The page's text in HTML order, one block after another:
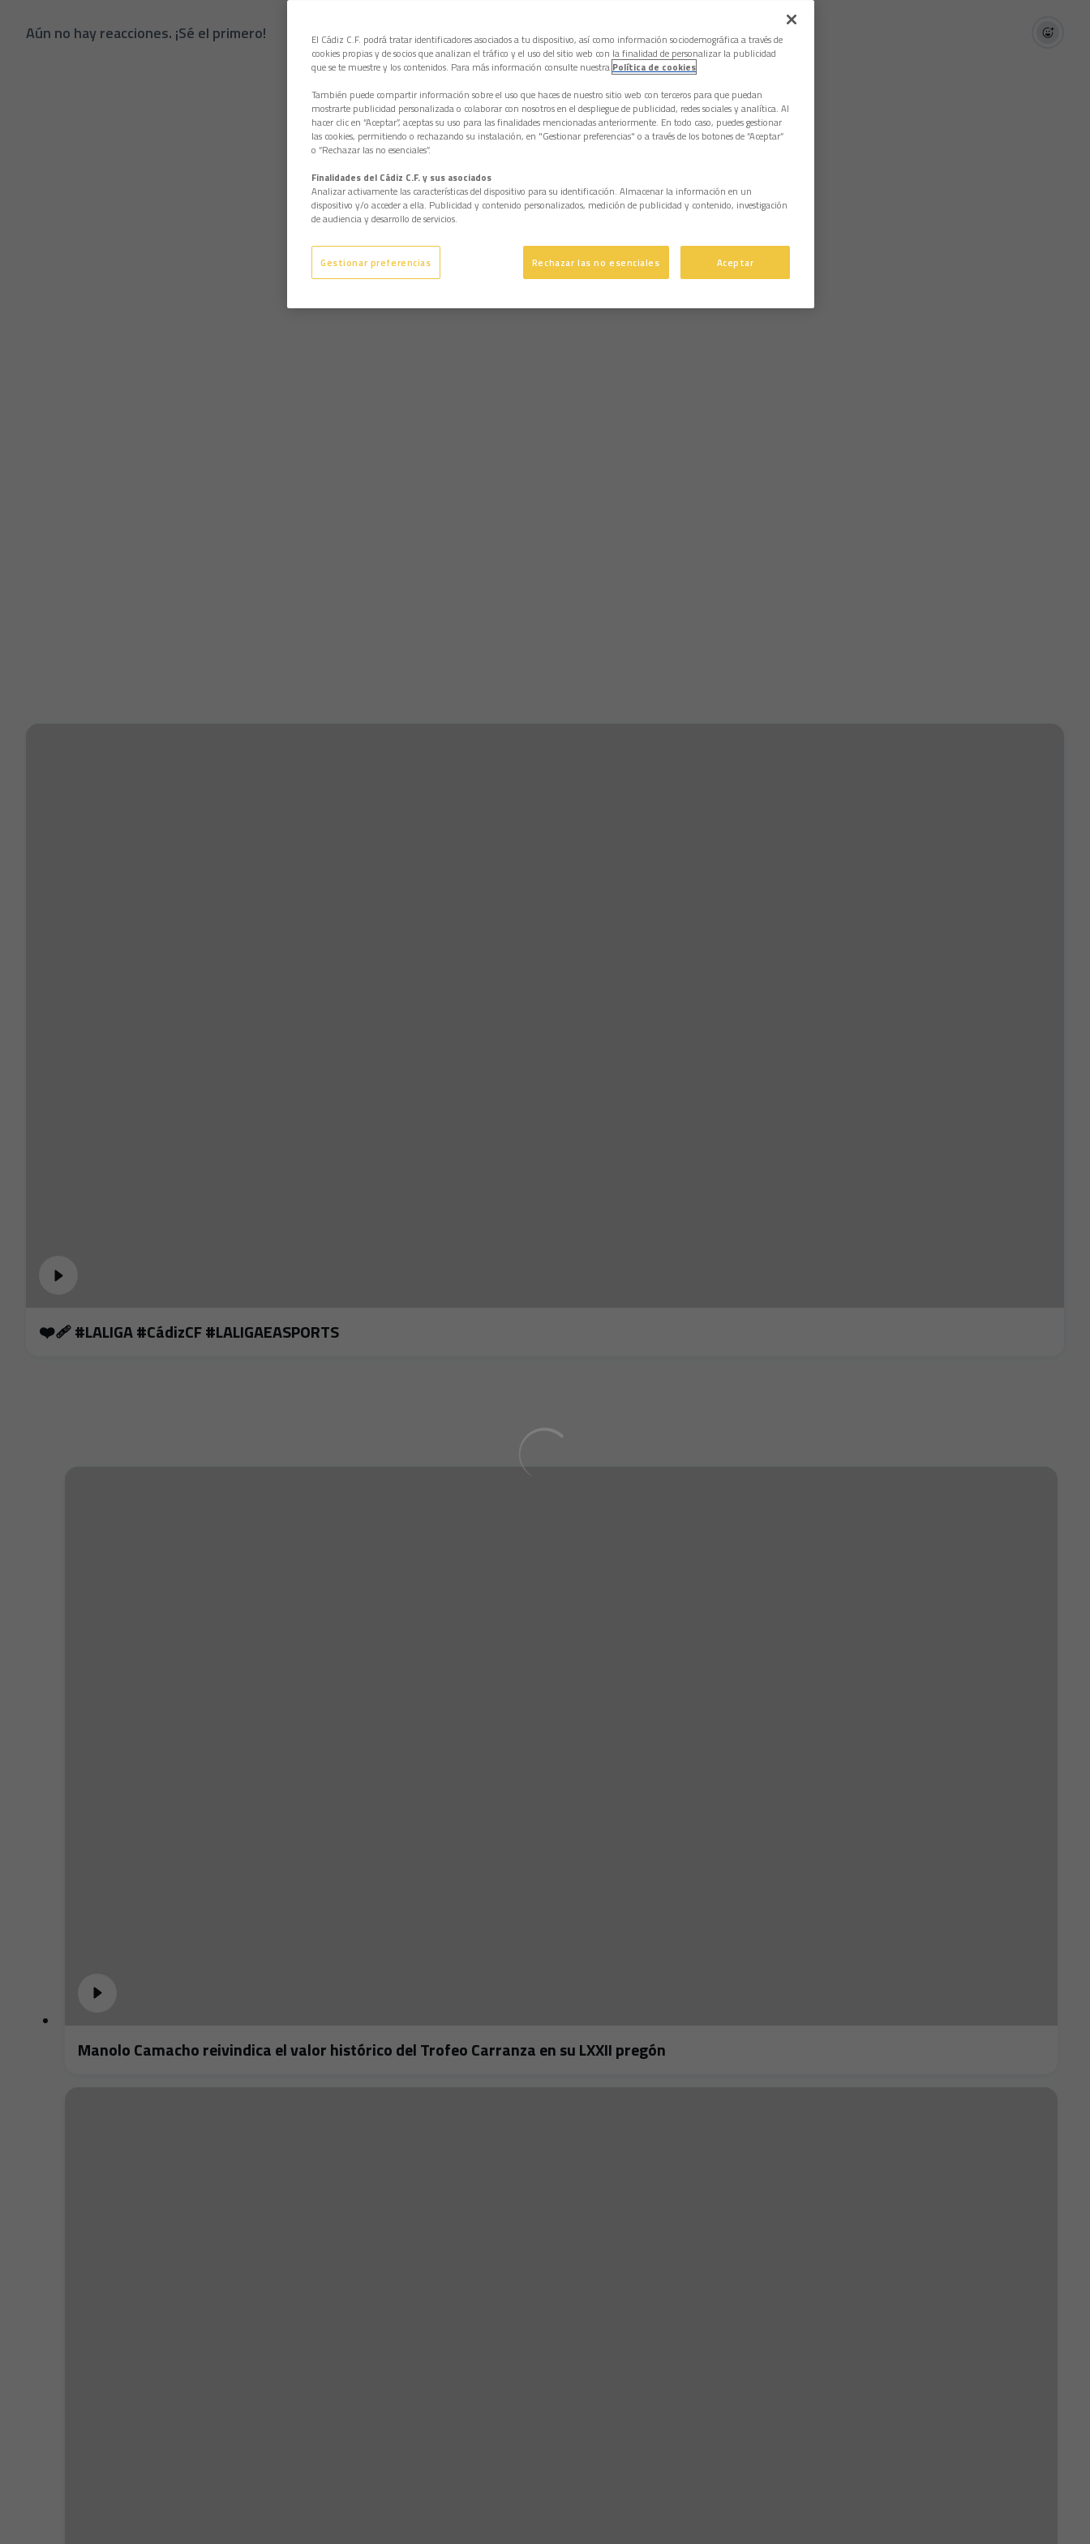
Aún no hay reacciones. ¡Sé el primero!
❤️‍🩹 #LALIGA #CádizCF #LALIGAEASPORTS
Manolo Camacho reivindica el valor histórico del Trofeo Carranza en su LXXII pregón
El Cádiz C.F. podrá tratar identificadores asociados a tu dispositivo, así como información sociodemográfica a través de
cookies propias y de socios que analizan el tráfico y el uso del sitio web con la finalidad de personalizar la publicidad
que se te muestre y los contenidos. Para más información consulte nuestra Política de cookies
También puede compartir información sobre el uso que haces de nuestro sitio web con terceros para que puedan
mostrarte publicidad personalizada o colaborar con nosotros en el despliegue de publicidad, redes sociales y analítica. Al
hacer clic en “Aceptar”, aceptas su uso para las finalidades mencionadas anteriormente. En todo caso, puedes gestionar
las cookies, permitiendo o rechazando su instalación, en "Gestionar preferencias" o a través de los botones de “Aceptar”
o “Rechazar las no esenciales”.
Finalidades del Cádiz C.F. y sus asociados
Analizar activamente las características del dispositivo para su identificación. Almacenar la información en un
dispositivo y/o acceder a ella. Publicidad y contenido personalizados, medición de publicidad y contenido, investigación
de audiencia y desarrollo de servicios.
Gestionar preferencias Rechazar las no esenciales Aceptar